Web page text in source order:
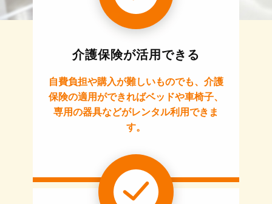
介護保険が活用できる
自費負担や購入が難しいものでも、介護
保険の適用ができればベッドや車椅子、
専用の器具などがレンタル利用できま
す。